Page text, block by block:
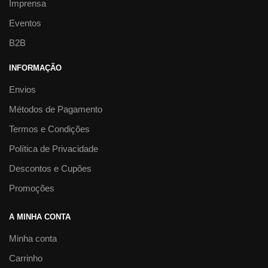
Imprensa
Eventos
B2B
INFORMAÇÃO
Envios
Métodos de Pagamento
Termos e Condições
Política de Privacidade
Descontos e Cupões
Promoções
A MINHA CONTA
Minha conta
Carrinho